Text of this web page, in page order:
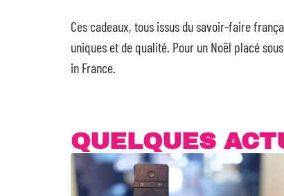
Ces cadeaux, tous issus du savoir-faire
uniques et de qualité. Pour un Noël placé
in France.
QUELQUES